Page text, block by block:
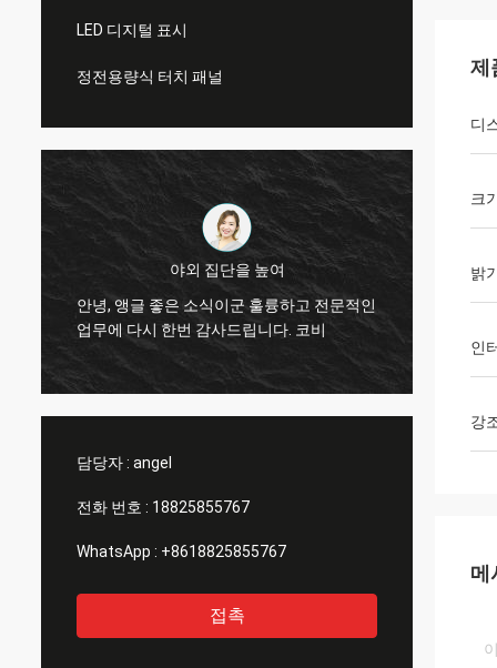
LED 디지털 표시
정전용량식 터치 패널
야외 집단을 높여
안녕, 앵글 좋은 소식이군 훌륭하고 전문적인
업무에 다시 한번 감사드립니다. 코비
네,
했습
등에
우리
하고 정
제조
담당자 : angel
전화 번호 : 18825855767
WhatsApp : +8618825855767
접촉
제
디
크
밝
인
강
메